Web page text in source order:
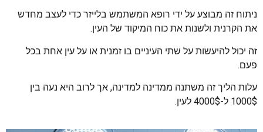
ניתוח זה מבוצע על ידי רופא המשתמש בלייזר כדי לעצב מחדש
את הקרנית ולשנות את כוח המיקוד של העין.
זה יכול להיעשות על שתי העיניים בו זמנית או על עין אחת בכל
פעם.
עלות הליך זה משתנה ממדינה למדינה, אך לרוב היא נעה בין
1000$ ל-4000$ לעין.